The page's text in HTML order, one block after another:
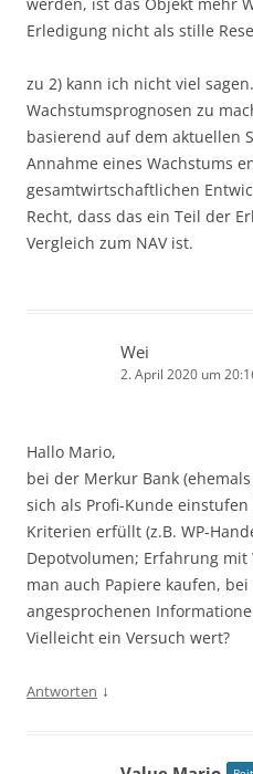
Erledigung nicht als stille
zu 2) kann ich nicht viel
Wachstumsprognosen zu
basierend auf dem aktuellen
Annahme eines Wachstums
gesamtwirtschaftlichen
Recht, dass das ein Teil der
Vergleich zum NAV ist.
Wei
2. April 2020 um
Hallo Mario,
bei der Merkur Bank
sich als Profi-Kunde
Kriterien erfüllt (z.B. WP-
Depotvolumen; Erfahrung mit
man auch Papiere kaufen,
angesprochenen
Vielleicht ein Versuch wert?
Antworten ↓